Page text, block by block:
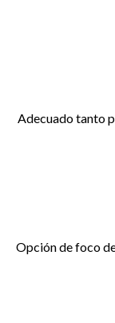
Adecuado tanto
Opción de foco